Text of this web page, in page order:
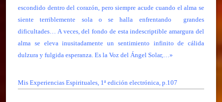
escondido dentro del corazón, pero siempre acude cuando el alma se
siente terriblemente sola o se halla enfrentando grandes
dificultades… A veces, del fondo de esta indescriptible amargura del
alma se eleva inusitadamente un sentimiento infinito de cálida
dulzura y fulgida esperanza. Es la Voz del Ángel Solar,…»
Mis Experiencias Espirituales, 1ª edición electrónica, p.107